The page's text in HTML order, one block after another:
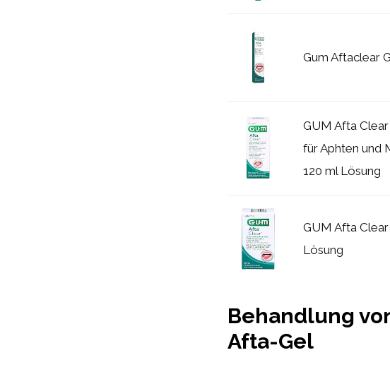
Gum Aftaclear
GUM Afta
für Aphten und
120 ml Lösung
GUM Afta
Lösung
Behandlung
Afta-Gel